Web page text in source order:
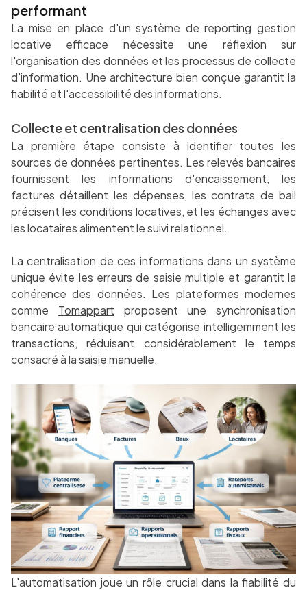
performant
La mise en place d'un système de reporting gestion
locative efficace nécessite une réflexion sur
l'organisation des données et les processus de collecte
d'information. Une architecture bien conçue garantit la
fiabilité et l'accessibilité des informations.
Collecte et centralisation des données
La première étape consiste à identifier toutes les
sources de données pertinentes. Les relevés bancaires
fournissent les informations d'encaissement, les
factures détaillent les dépenses, les contrats de bail
précisent les conditions locatives, et les échanges avec
les locataires alimentent le suivi relationnel.
La centralisation de ces informations dans un système
unique évite les erreurs de saisie multiple et garantit la
cohérence des données. Les plateformes modernes
comme Tomappart proposent une synchronisation
bancaire automatique qui catégorise intelligemment les
transactions, réduisant considérablement le temps
consacré à la saisie manuelle.
L'automatisation joue un rôle crucial dans la fiabilité du